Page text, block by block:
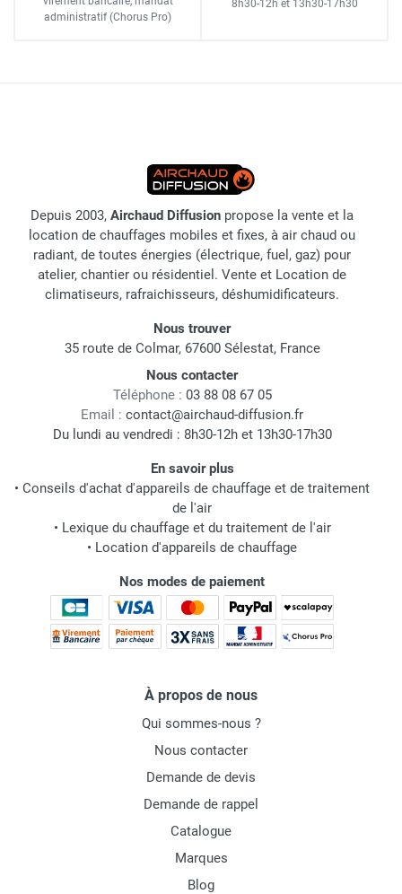
administratif (Chorus Pro)
8h30-12h et 13h30-17h30
Depuis 2003, Airchaud Diffusion propose la vente et la
location de chauffages mobiles et fixes, à air chaud ou
radiant, de toutes énergies (électrique, fuel, gaz) pour
atelier, chantier ou résidentiel. Vente et Location de
climatiseurs, rafraichisseurs, déshumidificateurs.
Nous trouver
35 route de Colmar, 67600 Sélestat, France
Nous contacter
Téléphone : 03 88 08 67 05
Email : contact@airchaud-diffusion.fr
Du lundi au vendredi : 8h30-12h et 13h30-17h30
En savoir plus
• Conseils d'achat d'appareils de chauffage et de traitement
de l'air
• Lexique du chauffage et du traitement de l'air
• Location d'appareils de chauffage
Nos modes de paiement
À propos de nous
Qui sommes-nous ?
Nous contacter
Demande de devis
Demande de rappel
Catalogue
Marques
Blog